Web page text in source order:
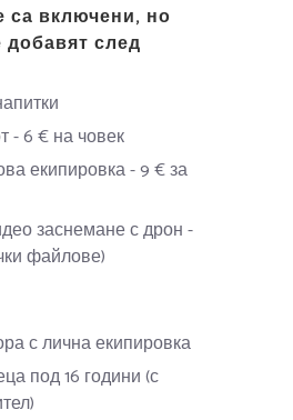
са включени, но
добавят след
- 6 € на човек
екипировка - 9 € за
заснемане с дрон -
файлове)
с лична екипировка
под 16 години (с